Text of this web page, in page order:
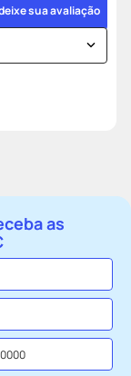
sua avaliação
as